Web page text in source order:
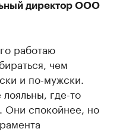
директор ООО
работаю
чем
и по-мужски.
где-то
Они спокойнее, но